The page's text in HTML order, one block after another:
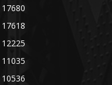
17680
17618
12225
11035
10536